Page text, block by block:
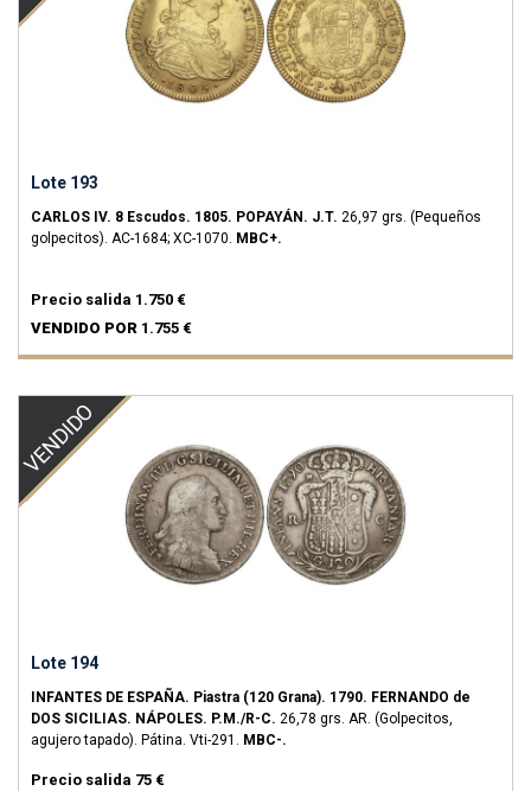
Lote 193
CARLOS IV. 8 Escudos. 1805. POPAYÁN. J.T. 26,97 grs. (Pequeños
golpecitos). AC-1684; XC-1070. MBC+.
Precio salida 1.750 €
VENDIDO POR 1.755 €
VENDIDO
Lote 194
INFANTES DE ESPAÑA. Piastra (120 Grana). 1790. FERNANDO de
DOS SICILIAS. NÁPOLES. P.M./R-C. 26,78 grs. AR. (Golpecitos,
agujero tapado). Pátina. Vti-291. MBC-.
Precio salida 75 €